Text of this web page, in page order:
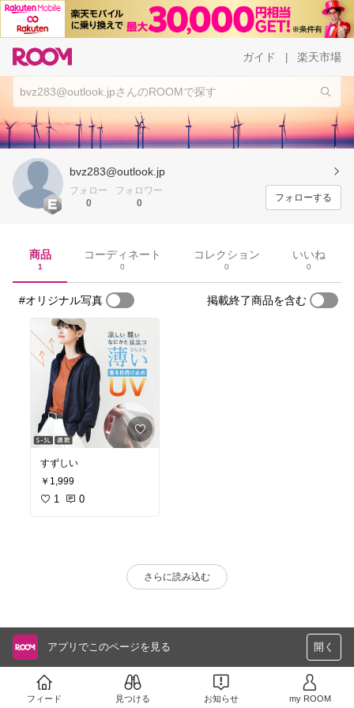
ガイド 楽天市場
bvz283@outlook.jp
フォロー
0
フォロワー
0
フォローする
商品
1
コーディネート
0
コレクション
0
いいね
0
#オリジナル写真 掲載終了商品を含む
すずしい
￥1,999
1 0
さらに読み込む
アプリでこのページを見る 開く
フィード 見つける お知らせ my ROOM